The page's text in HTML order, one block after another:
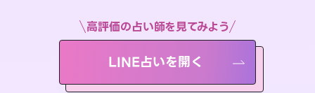
高評価の占い師を見てみよう
LINE占いを開く